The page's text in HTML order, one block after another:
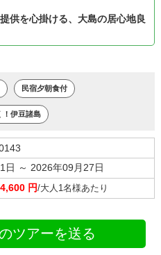
供を心掛ける、大島の居心地良
民宿夕朝食付
！伊豆諸島
日 ～ 2026年09月27日
円/大人1名様あたり
ツアーを送る